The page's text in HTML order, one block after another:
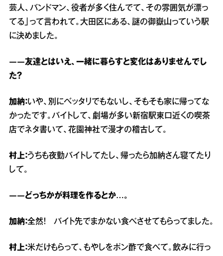
芸人、バンドマン、役者が多く住んでて、その雰囲気が漂っ
てる」って言われて。大田区にある、謎の御嶽山っていう駅
に決めました。
――友達とはいえ、一緒に暮らすと変化はありませんでし
た？
加納：いや、別にベッタリでもないし、そもそも家に帰ってな
かったです。バイトして、劇場が多い新宿駅東口近くの喫茶
店でネタ書いて、花園神社で漫才の稽古して。
村上：うちも夜勤バイトしてたし、帰ったら加納さん寝てたり
して。
――どっちかが料理を作るとか…。
加納：全然！ バイト先でまかない食べさせてもらってました。
村上：米だけもらって、もやしをポン酢で食べて。飲みに行っ